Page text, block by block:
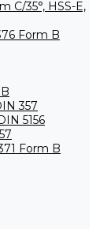
С/35°, HSS-E,
Form B
357
5156
Form B